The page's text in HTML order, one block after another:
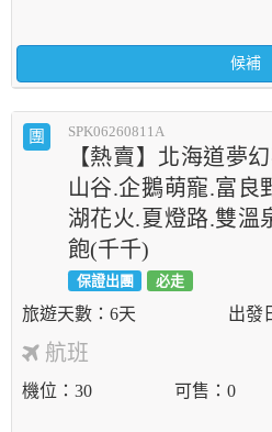
候補
團 SPK06260811A
【熱賣】北海道夢
山谷.企鵝萌寵.富良
湖花火.夏燈路.雙溫
飽(千千)
保證出團 必走
6天
航班
機位 30 可售 0